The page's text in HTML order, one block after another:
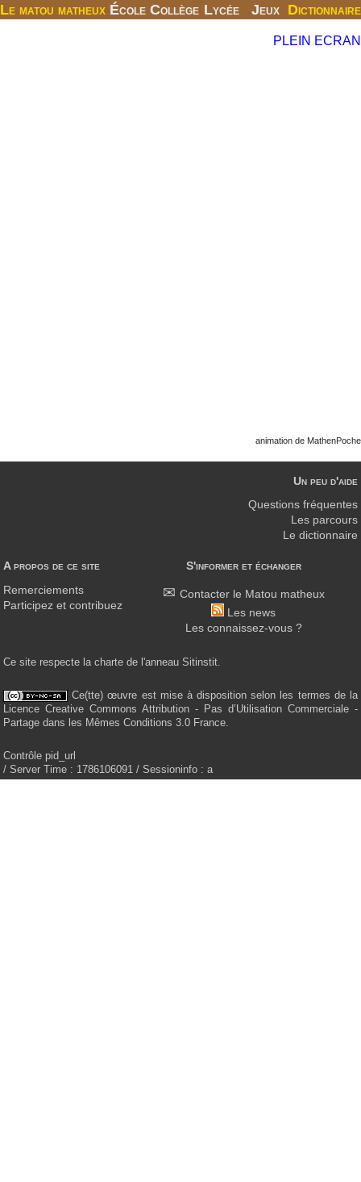
Le matou matheux École Collège Lycée Jeux Dictionnaire
PLEIN ECRAN
animation de MathenPoche
A propos de ce site
Remerciements
Participez et contribuez
S'informer et échanger
Contacter le Matou matheux
Les news
Les connaissez-vous ?
Un peu d'aide
Questions fréquentes
Les parcours
Le dictionnaire
Ce site respecte la charte de l'anneau Sitinstit.
Ce(tte) œuvre est mise à disposition selon les termes de la
Licence Creative Commons Attribution - Pas d’Utilisation Commerciale -
Partage dans les Mêmes Conditions 3.0 France.
Contrôle pid_url
/ Server Time : 1786106091 / Sessioninfo : a